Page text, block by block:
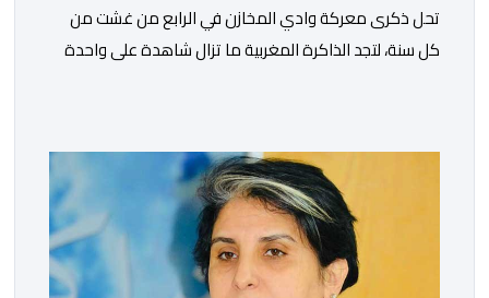
تحل ذكرى معركة وادي المخازن في الرابع من غشت من
كل سنة، لتجد الذاكرة المغربية ما تزال شاهدة على واحدة
رأسها أن الطامعين في تدمير المغرب لا يتحركون إلا عندما
يجدون انقساما داخليا يمكن استغلاله. في […]